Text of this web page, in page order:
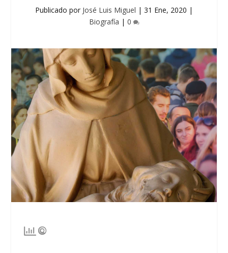
Publicado por José Luis Miguel | 31 Ene, 2020 |
Biografía | 0